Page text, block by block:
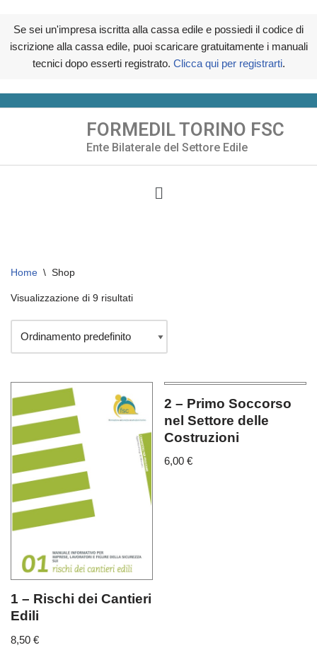
Se sei un'impresa iscritta alla cassa edile e possiedi il codice di
iscrizione alla cassa edile, puoi scaricare gratuitamente i manuali
tecnici dopo esserti registrato. Clicca qui per registrarti.
contenuto
FORMEDIL TORINO FSC
Ente Bilaterale del Settore Edile
Home \ Shop
Visualizzazione di 9 risultati
1 – Rischi dei Cantieri
Edili
8,50 €
2 – Primo Soccorso
nel Settore delle
Costruzioni
6,00€